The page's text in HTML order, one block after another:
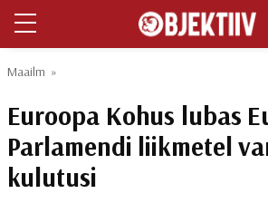
Maailm »
Euroopa Kohus lubas
Parlamendi liikmetel
kulutusi